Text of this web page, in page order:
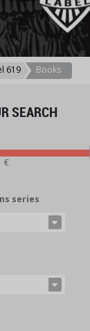
619 Books
SEARCH
€
series